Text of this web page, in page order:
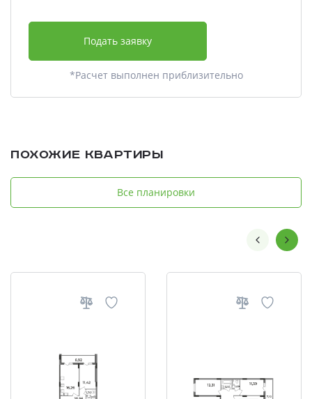
Подать заявку
*Расчет выполнен приблизительно
Похожие квартиры
Все планировки